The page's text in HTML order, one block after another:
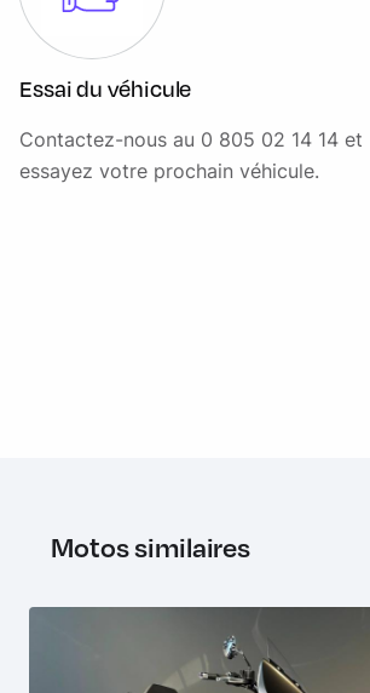
Essai du véhicule
Contactez-nous au 0 805 02 14 14 et
essayez votre prochain véhicule.
Motos similaires